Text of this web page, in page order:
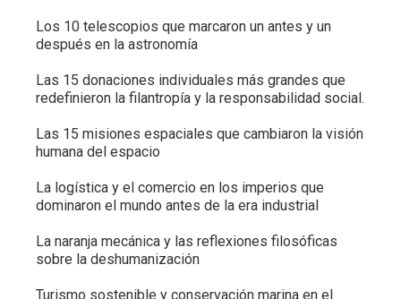
Los 10 telescopios que marcaron un antes y un
después en la astronomía
Las 15 donaciones individuales más grandes que
redefinieron la filantropía y la responsabilidad social.
Las 15 misiones espaciales que cambiaron la visión
humana del espacio
La logística y el comercio en los imperios que
dominaron el mundo antes de la era industrial
La naranja mecánica y las reflexiones filosóficas
sobre la deshumanización
Turismo sostenible y conservación marina en el